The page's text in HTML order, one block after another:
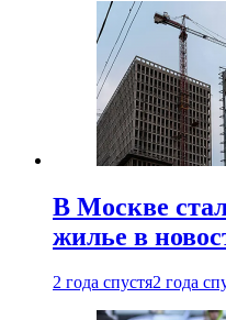
В Москве
жилье в
2 года спустя2 года